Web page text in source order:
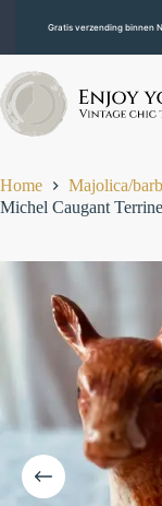
Gratis verzending binnen
Home
Majolica/
Michel Caugant